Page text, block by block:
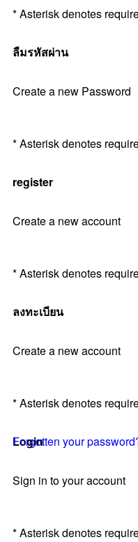
* Asterisk denotes
ลืมรหัสผ่าน
Create a new Password
* Asterisk denotes
register
Create a new account
* Asterisk denotes
ลงทะเบียน
Create a new account
* Asterisk denotes
Login
Sign in to your account
* Asterisk denotes
Forgotten your